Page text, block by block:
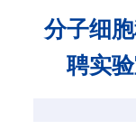
分子细
聘实